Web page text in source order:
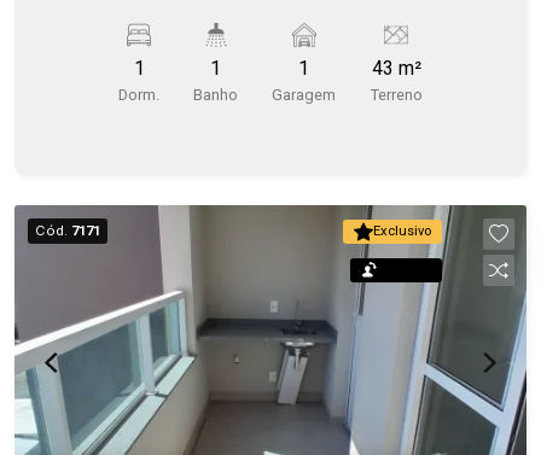
cidade, e a uma quadra do campus da USP Bauru
(FOB-USP) e a duas quadras da Avenida Getúlio
Vargas.
1
Dorm.
1
Banho
1
Garagem
43 m²
Terreno
Exclusivo
Cód. 7171